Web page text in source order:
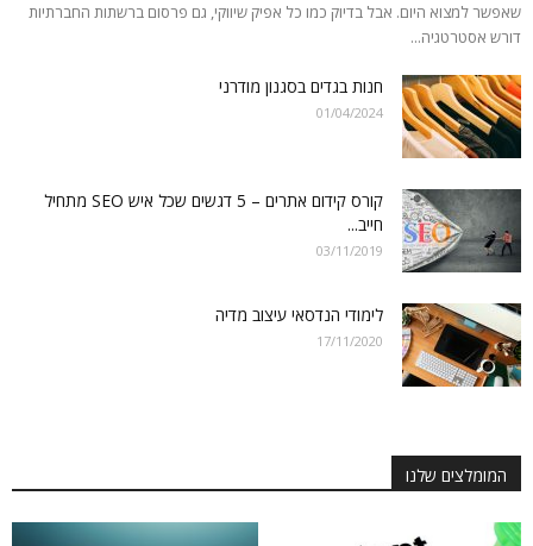
שאפשר למצוא היום. אבל בדיוק כמו כל אפיק שיווקי, גם פרסום ברשתות החברתיות
דורש אסטרטגיה...
חנות בגדים בסגנון מודרני
01/04/2024
קורס קידום אתרים – 5 דגשים שכל איש SEO מתחיל
חייב...
03/11/2019
לימודי הנדסאי עיצוב מדיה
17/11/2020
המומלצים שלנו